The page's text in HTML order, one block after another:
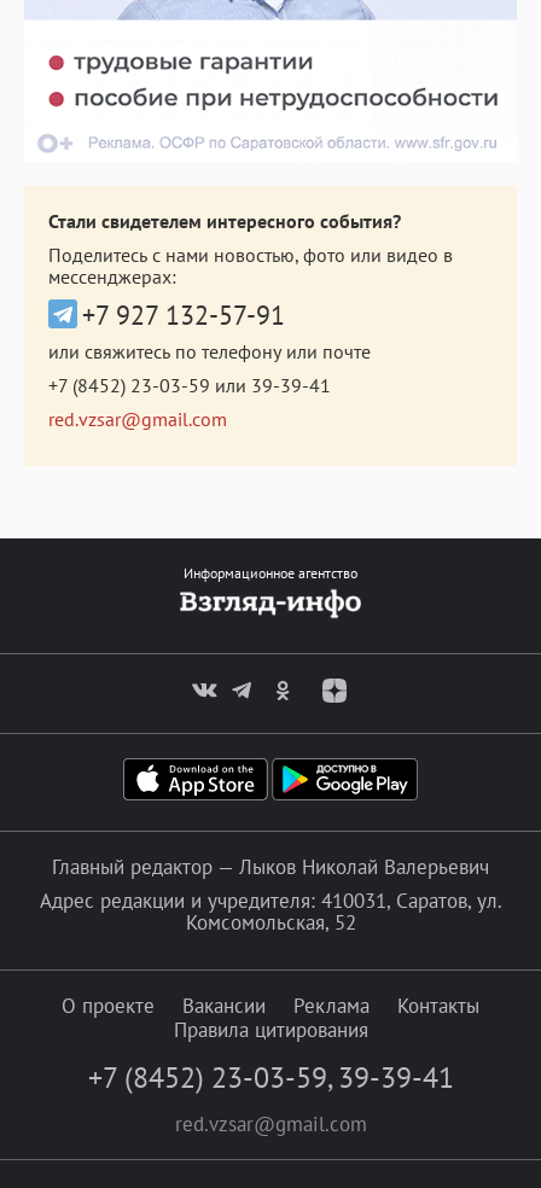
Стали свидетелем интересного события?
Поделитесь с нами новостью, фото или видео в
мессенджерах:
+7 927 132-57-91
или свяжитесь по телефону или почте
+7 (8452) 23-03-59 или 39-39-41
red.vzsar@gmail.com
Информационное агентство
Главный редактор — Лыков Николай Валерьевич
Адрес редакции и учредителя: 410031, Саратов, ул.
Комсомольская, 52
О проекте Вакансии Реклама
Контакты
Правила цитирования
+7 (8452) 23-03-59, 39-39-41
red.vzsar@gmail.com